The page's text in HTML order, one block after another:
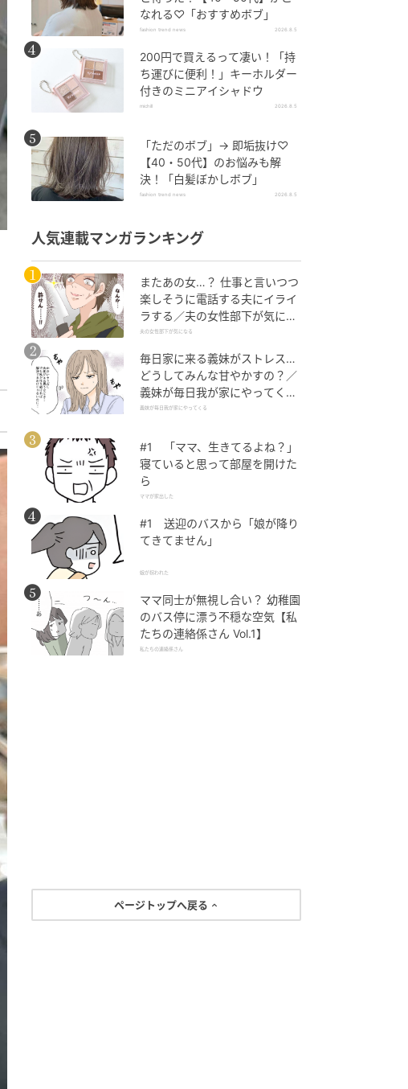
なれる♡「おすすめボブ」
fashion trend news 2026.8.5
200円で買えるって凄い！「持
ち運びに便利！」キーホルダー
付きのミニアイシャドウ
michill 2026.8.5
「ただのボブ」→ 即垢抜け♡
【40・50代】のお悩みも解
決！「白髪ぼかしボブ」
fashion trend news 2026.8.5
人気連載マンガランキング
またあの女…？ 仕事と言いつつ
楽しそうに電話する夫にイライ
ラする／夫の女性部下が気にな
る（1）【夫婦の危機 まんが】
夫の女性部下が気になる
毎日家に来る義妹がストレス…
どうしてみんな甘やかすの？／
義妹が毎日我が家にやってくる
（1）【義父母がシンドイんで
義妹が毎日我が家にやってくる
#1 「ママ、生きてるよね？」
寝ていると思って部屋を開けた
ら
ママが家出した
#1 送迎のバスから「娘が降り
てきてません」
娘が拐われた
ママ同士が無視し合い？ 幼稚園
のバス停に漂う不穏な空気【私
たちの連絡係さん Vol.1】
私たちの連絡係さん
ページトップへ戻る